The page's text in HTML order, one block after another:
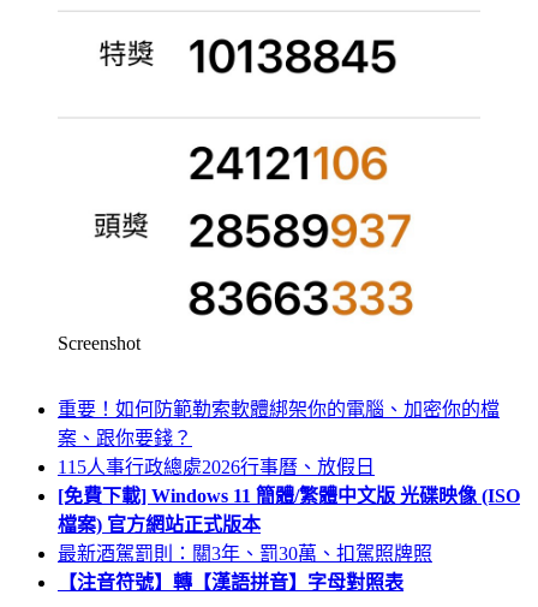
Screenshot
重要！如何防範勒索軟體綁架你的電腦、加密你的檔
案、跟你要錢？
115人事行政總處2026行事曆、放假日
[免費下載] Windows 11 簡體/繁體中文版 光碟映像 (ISO
檔案) 官方網站正式版本
最新酒駕罰則：關3年、罰30萬、扣駕照牌照
【注音符號】轉【漢語拼音】字母對照表